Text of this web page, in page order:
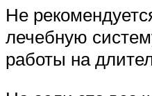
Не
лечебную
работы на